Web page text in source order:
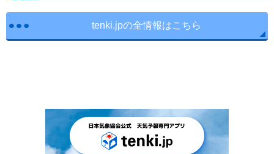
tenki.jpの全情報はこちら